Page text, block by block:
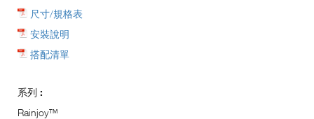
尺寸/規格表
安裝說明
搭配清單
系列 :
Rainjoy™